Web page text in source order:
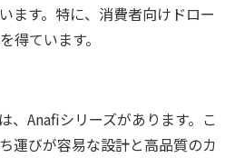
ます。特に、消費者向けドロー
得ています。
、Anafiシリーズがあります。こ
運びが容易な設計と高品質のカ